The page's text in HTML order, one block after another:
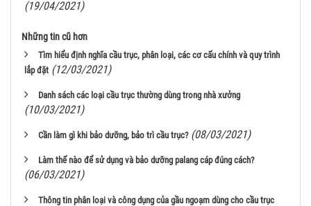
(19/04/2021)
Những tin cũ hơn
Tìm hiểu định nghĩa cầu trục, phân loại, các cơ cấu chính và quy trình
lắp đặt (12/03/2021)
Danh sách các loại cầu trục thường dùng trong nhà xưởng
(10/03/2021)
Cần làm gì khi bảo dưỡng, bảo trì cầu trục? (08/03/2021)
Làm thế nào để sử dụng và bảo dưỡng palang cáp đúng cách?
(06/03/2021)
Thông tin phân loại và công dụng của gầu ngoạm dùng cho cầu trục